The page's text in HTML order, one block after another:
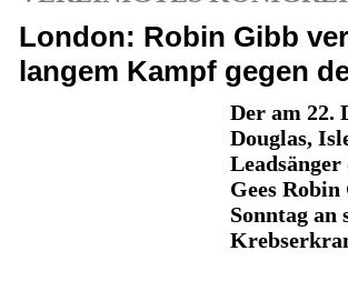
London: Robin Gibb
langem Kampf gegen
Der am 22.
Douglas,
Leadsänger
Gees
Sonntag an